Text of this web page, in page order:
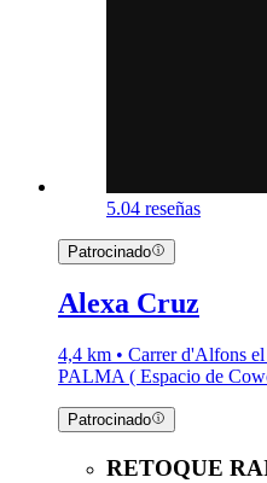
5.04 reseñas
Patrocinado
Alexa Cruz
4,4 km • Carrer d'Alfons
PALMA ( Espacio de
Patrocinado
RETOQUE